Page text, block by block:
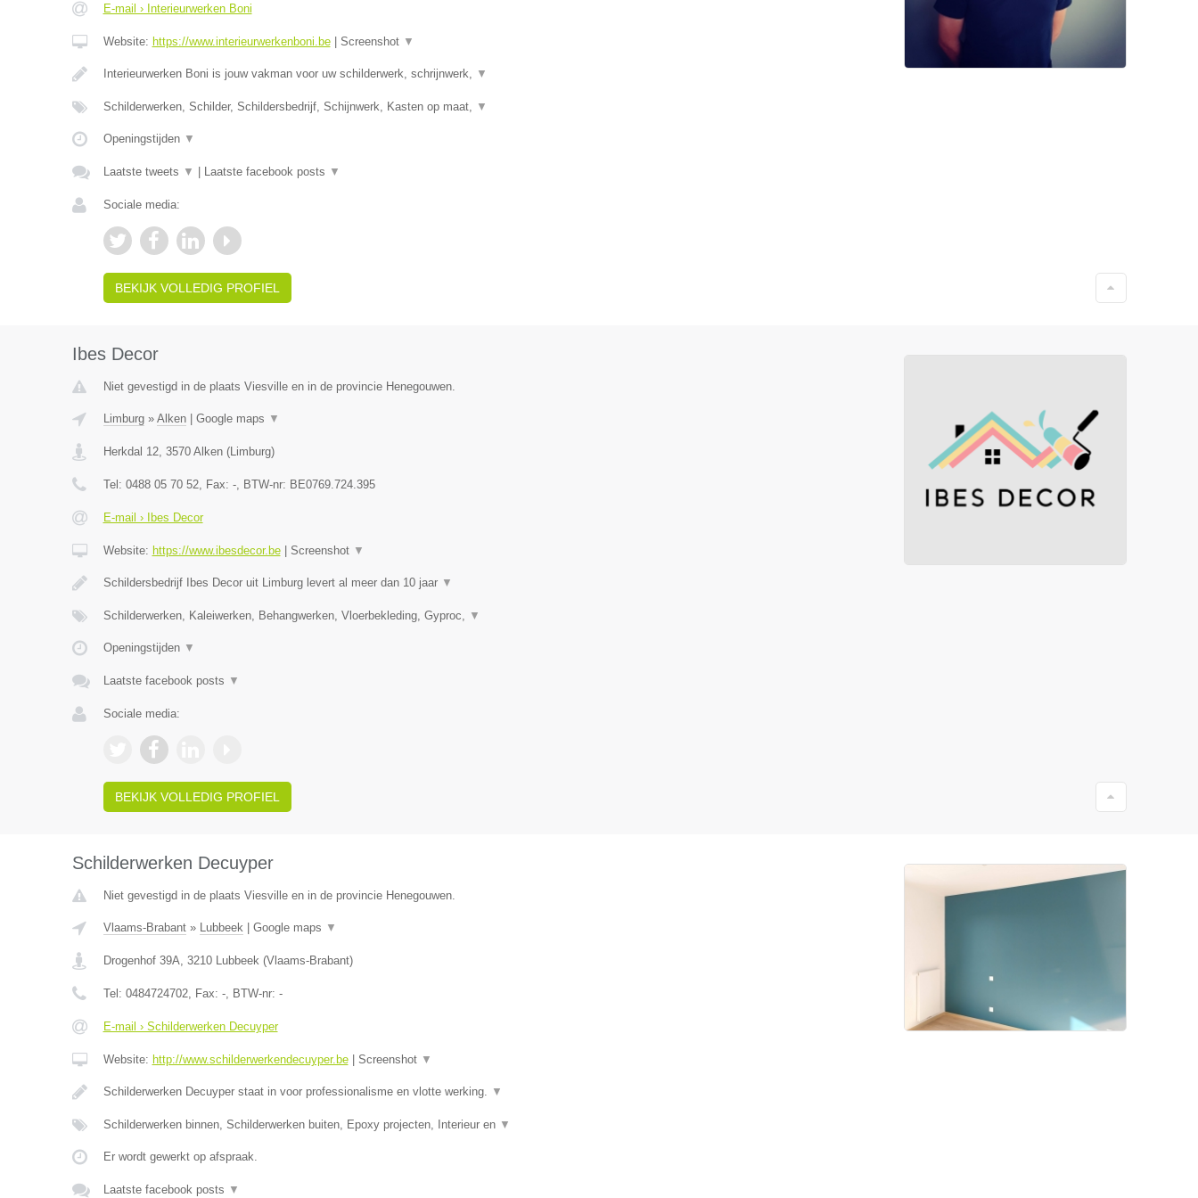
E-mail › Interieurwerken Boni
Website: https://www.interieurwerkenboni.be| Screenshot ▼
Interieurwerken Boni is jouw vakman voor uw schilderwerk, schrijnwerk, ▼
Schilderwerken, Schilder, Schildersbedrijf, Schijnwerk, Kasten op maat, ▼
Openingstijden ▼
Laatste tweets ▼ Laatste facebook posts ▼
Sociale media:
BEKIJK VOLLEDIG PROFIEL
Ibes Decor
Niet gevestigd in de plaats Viesville en in de provincie Henegouwen.
Limburg» Alken| Google maps ▼
Herkdal 12, 3570 Alken(Limburg)
Tel: 0488 05 70 52, Fax: -, BTW-nr: BE0769.724.395
E-mail › Ibes Decor
Website: https://www.ibesdecor.be| Screenshot ▼
Schildersbedrijf Ibes Decor uit Limburg levert al meer dan 10 jaar ▼
Schilderwerken, Kaleiwerken, Behangwerken, Vloerbekleding, Gyproc, ▼
Openingstijden ▼
Laatste facebook posts ▼
Sociale media:
BEKIJK VOLLEDIG PROFIEL
Schilderwerken Decuyper
Niet gevestigd in de plaats Viesville en in de provincie Henegouwen.
Vlaams-Brabant» Lubbeek| Google maps ▼
Drogenhof 39A, 3210 Lubbeek(Vlaams-Brabant)
Tel: 0484724702, Fax: -, BTW-nr: -
E-mail › Schilderwerken Decuyper
Website: http://www.schilderwerkendecuyper.be| Screenshot ▼
Schilderwerken Decuyper staat in voor professionalisme en vlotte werking. ▼
Schilderwerken binnen, Schilderwerken buiten, Epoxy projecten, Interieur en ▼
Er wordt gewerkt op afspraak.
Laatste facebook posts ▼